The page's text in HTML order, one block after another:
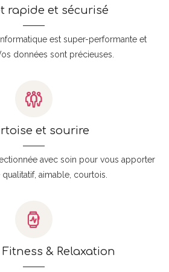
rapide et sécurisé
est super-performante et
données sont précieuses.
et sourire
avec soin pour vous apporter
qualitatif, aimable, courtois.
Fitness & Relaxation